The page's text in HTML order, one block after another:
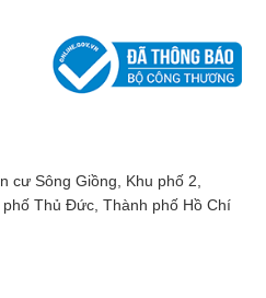
cư Sông Giồng, Khu phố 2,
Thủ Đức, Thành phố Hồ Chí